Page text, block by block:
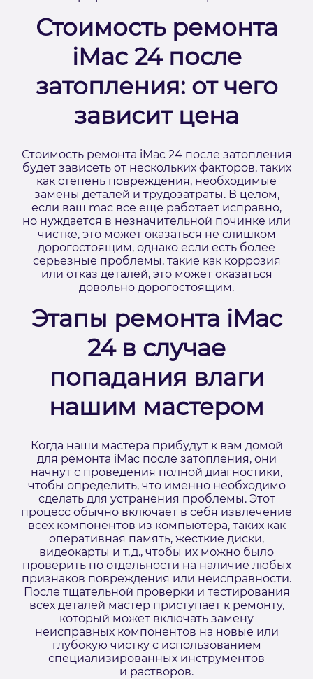
Стоимость ремонта
iMac 24 после
затопления: от чего
зависит цена
Стоимость ремонта iMac 24 после затопления
будет зависеть от нескольких факторов, таких
как степень повреждения, необходимые
замены деталей и трудозатраты. В целом,
если ваш mac все еще работает исправно,
но нуждается в незначительной починке или
чистке, это может оказаться не слишком
дорогостоящим, однако если есть более
серьезные проблемы, такие как коррозия
или отказ деталей, это может оказаться
довольно дорогостоящим.
Этапы ремонта iMac
24 в случае
попадания влаги
нашим мастером
Когда наши мастера прибудут к вам домой
для ремонта iMac после затопления, они
начнут с проведения полной диагностики,
чтобы определить, что именно необходимо
сделать для устранения проблемы. Этот
процесс обычно включает в себя извлечение
всех компонентов из компьютера, таких как
оперативная память, жесткие диски,
видеокарты и т. д., чтобы их можно было
проверить по отдельности на наличие любых
признаков повреждения или неисправности.
После тщательной проверки и тестирования
всех деталей мастер приступает к ремонту,
который может включать замену
неисправных компонентов на новые или
глубокую чистку с использованием
специализированных инструментов
и растворов.